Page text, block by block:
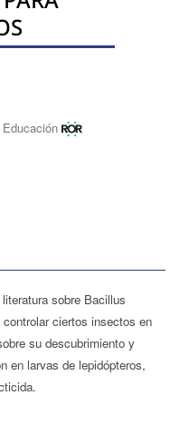
sobre Bacillus
ciertos insectos en
su descubrimiento y
en larvas de lepidópteros,